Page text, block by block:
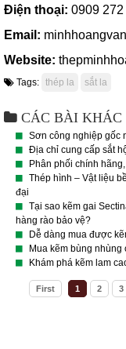
Điện thoại: 0909 272
Email:
Website:
Tags: thép la sắt la
CÁC BÀI KHÁC
Sơn công nghiệp gốc
Địa chỉ cung cấp sắt
Phân phối chính
Thép hình – Vật liệu
đại
Tại sao kẽm gai
hàng rào bảo vệ?
Dễ dàng mua được
Mua kẽm bùng
Khám phá kẽm lam
First 1 2 3